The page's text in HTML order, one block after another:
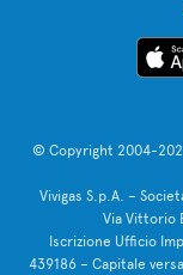
© Copyright 2004-
Vivigas S.p.A. –
Via Vittorio
Iscrizione Ufficio
439186 – Capitale